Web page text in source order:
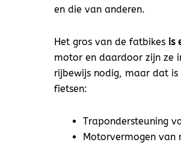
en die van anderen.
Het gros van de fatbikes is
motor en daardoor zijn ze
rijbewijs nodig, maar dat
fietsen:
Trapondersteuning
Motorvermogen